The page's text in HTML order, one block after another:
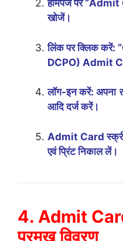
होमपेज पर
खोजें।
लिंक पर क्लिक
DCPO) Admit
लॉग-इन करें: अपना
आदि दर्ज करें।
Admit Card
एवं प्रिंट निकाल लें।
4. Admit
प्रमुख विवरण